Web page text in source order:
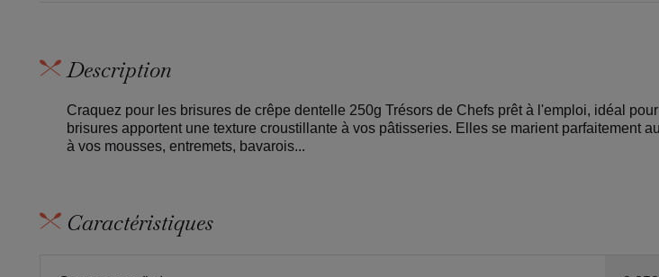
Description
Craquez pour les brisures de crêpe dentelle 250g Trésors de Chefs prêt à l'emploi, idéal
brisures apportent une texture croustillante à vos pâtisseries. Elles se marient parfaitement
à vos mousses, entremets, bavarois...
Caractéristiques